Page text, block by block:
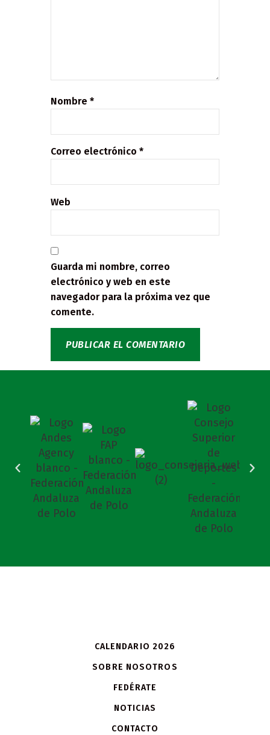
Nombre *
Correo electrónico *
Web
Guarda mi nombre, correo
electrónico y web en este
navegador para la próxima vez que
comente.
CALENDARIO 2026
SOBRE NOSOTROS
FEDÉRATE
NOTICIAS
CONTACTO